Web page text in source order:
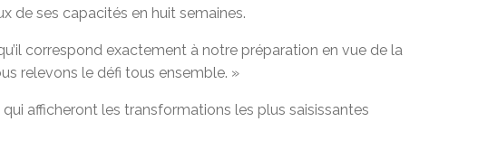
de ses capacités en huit semaines.
correspond exactement à notre préparation en vue de la
relevons le défi tous ensemble. »
afficheront les transformations les plus saisissantes